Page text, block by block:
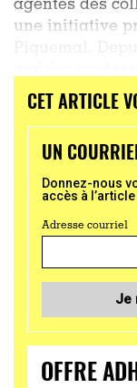
agentes des
une initiative
CET ARTICLE
UN
Donnez-nous
accès à l’article
Adresse courriel
Je
OFFRE